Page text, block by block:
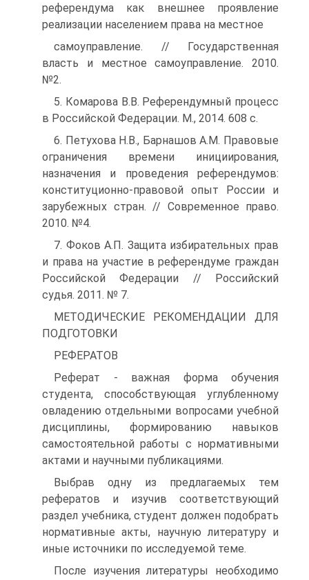
референдума как внешнее проявление
реализации населением права на местное
самоуправление. // Государственная
власть и местное самоуправление. 2010.
№2.
5. Комарова В.В. Референдумный процесс
в Российской Федерации. М., 2014. 608 с.
6. Петухова Н.В., Барнашов А.М. Правовые
ограничения времени инициирования,
назначения и проведения референдумов:
конституционно-правовой опыт России и
зарубежных стран. // Современное право.
2010. №4.
7. Фоков А.П. Защита избирательных прав
и права на участие в референдуме граждан
Российской Федерации // Российский
судья. 2011. № 7.
МЕТОДИЧЕСКИЕ РЕКОМЕНДАЦИИ ДЛЯ
ПОДГОТОВКИ
РЕФЕРАТОВ
Реферат - важная форма обучения
студента, способствующая углубленному
овладению отдельными вопросами учебной
дисциплины, формированию навыков
самостоятельной работы с нормативными
актами и научными публикациями.
Выбрав одну из предлагаемых тем
рефератов и изучив соответствующий
раздел учебника, студент должен подобрать
нормативные акты, научную литературу и
иные источники по исследуемой теме.
После изучения литературы необходимо